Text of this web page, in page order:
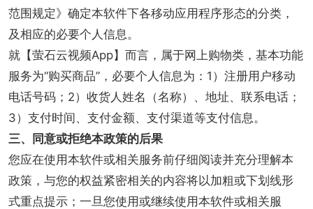
范围规定》确定本软件下各移动应用程序形态的分类，
及相应的必要个人信息。
就【萤石云视频App】而言，属于网上购物类，基本功能
服务为“购买商品”，必要个人信息为：1）注册用户移动
电话号码；2）收货人姓名（名称）、地址、联系电话；
3）支付时间、支付金额、支付渠道等支付信息。
三、同意或拒绝本政策的后果
您应在使用本软件或相关服务前仔细阅读并充分理解本
政策，与您的权益紧密相关的内容将以加粗或下划线形
式重点提示；一旦您使用或继续使用本软件或相关服